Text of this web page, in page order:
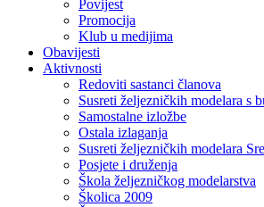
Povijest
Promocija
Klub u medijima
Obavijesti
Aktivnosti
Redoviti sastanci članova
Susreti željezničkih modelara s
Samostalne izložbe
Ostala izlaganja
Susreti željezničkih modelara
Posjete i druženja
Škola željezničkog modelarstva
Školica 2009